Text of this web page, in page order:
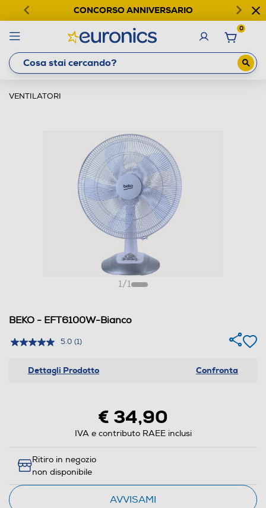
CONCORSO ANNIVERSARIO
0
VENTILATORI
1/1
BEKO - EFT6100W-Bianco
5.0 (1)
Dettagli Prodotto Confronta
€ 34,90
IVA e contributo RAEE inclusi
Ritiro in negozio
non disponibile
AVVISAMI